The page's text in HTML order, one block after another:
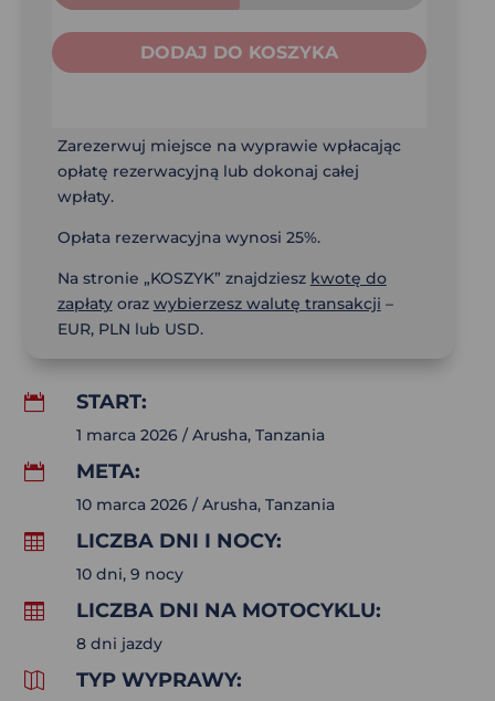
DODAJ DO KOSZYKA
Zarezerwuj miejsce na wyprawie wpłacając
opłatę rezerwacyjną lub dokonaj całej
wpłaty.
Opłata rezerwacyjna wynosi 25%.
Na stronie „KOSZYK” znajdziesz kwotę do
zapłatyoraz wybierzesz walutę transakcji –
EUR, PLN lub USD.
 START:
1 marca 2026 / Arusha, Tanzania

META:
10 marca 2026 / Arusha, Tanzania

LICZBA DNI I NOCY:
10 dni, 9 nocy

LICZBA DNI NA MOTOCYKLU:
8 dni jazdy

TYP WYPRAWY: